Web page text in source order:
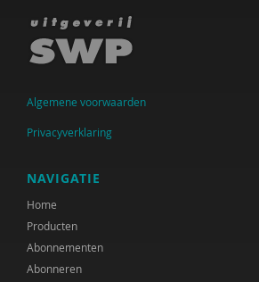
Manja Abrahams
Nesrien Abu Ghazaleh
Marga Akkerman
Catelijne Akkermans
Algemene voorwaarden
Privacyverklaring
NAVIGATIE
Home
Producten
Abonnementen
Abonneren